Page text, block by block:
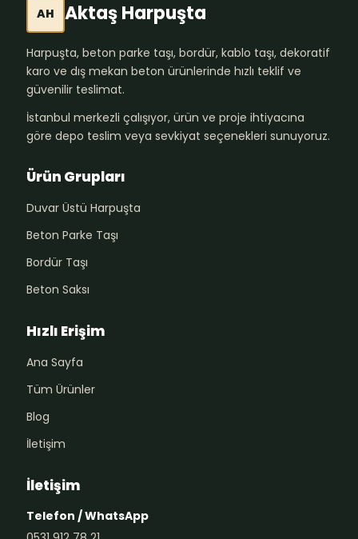
AH Aktaş Harpuşta
Harpuşta, beton parke taşı, bordür, kablo taşı, dekoratif
karo ve dış mekan beton ürünlerinde hızlı teklif ve
güvenilir teslimat.
İstanbul merkezli çalışıyor, ürün ve proje ihtiyacına
göre depo teslim veya sevkiyat seçenekleri sunuyoruz.
Ürün Grupları
Duvar Üstü Harpuşta
Beton Parke Taşı
Bordür Taşı
Beton Saksı
Hızlı Erişim
Ana Sayfa
Tüm Ürünler
Blog
İletişim
İletişim
Telefon / WhatsApp